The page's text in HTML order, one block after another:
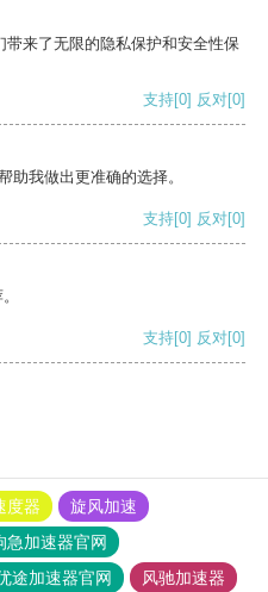
来了无限的隐私保护和安全性保
支持[0] 反对[0]
助我做出更准确的选择。
支持[0] 反对[0]
支持[0] 反对[0]
度器
旋风加速
急加速器官网
途加速器官网
风驰加速器